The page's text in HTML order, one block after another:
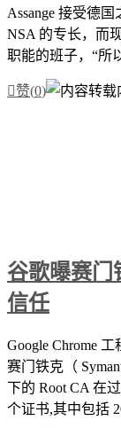
Assange 接受德
NSA 的专长，而
职能的班子，“所
赞(0)
谷歌曝赛门
信任
Google Chrome
赛门铁克（
下的 Root CA 在
个证书,其中包括